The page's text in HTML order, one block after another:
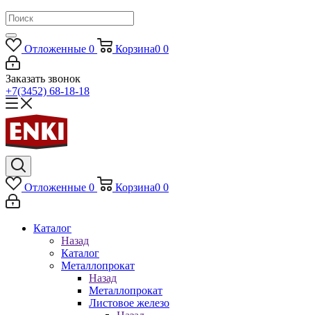
Отложенные 0 Корзина0 0
Заказать звонок
+7(3452) 68-18-18
Отложенные 0 Корзина0 0
Каталог
Назад
Каталог
Металлопрокат
Назад
Металлопрокат
Листовое железо